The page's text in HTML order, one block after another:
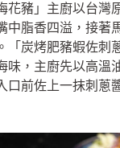
花豬」主廚以台灣
中脂香四溢，接著
「炭烤肥豬蝦佐刺
味，主廚先以高溫
口前佐上一抹刺蔥